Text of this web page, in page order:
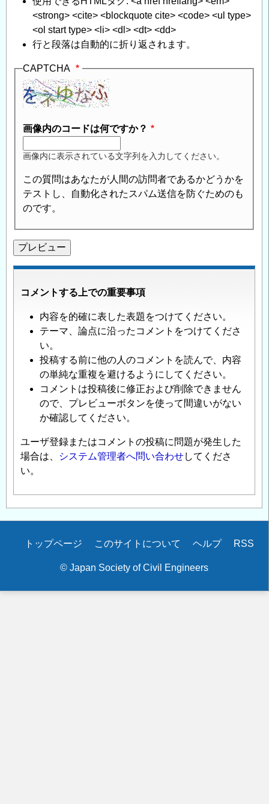
<strong> <cite> <blockquote cite> <code> <ul type>
<ol start type> <li> <dl> <dt> <dd>
行と段落は自動的に折り返されます。
CAPTCHA
画像内のコードは何ですか？
画像内に表示されている文字列を入力してください。
この質問はあなたが人間の訪問者であるかどうかを
テストし、自動化されたスパム送信を防ぐためのも
のです。
コメントする上での重要事項
内容を的確に表した表題をつけてください。
テーマ、論点に沿ったコメントをつけてくださ
い。
投稿する前に他の人のコメントを読んで、内容
の単純な重複を避けるようにしてください。
コメントは投稿後に修正および削除できません
ので、プレビューボタンを使って間違いがない
か確認してください。
ユーザ登録またはコメントの投稿に問題が発生した
場合は、
システム管理者へ問い合わせしてくださ
い。
Secondary
トップページ このサイトについて ヘルプ RSS
© Japan Society of Civil Engineers